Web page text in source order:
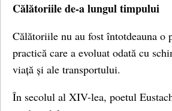
Călătoriile de-a lungul timpului
Călătoriile nu au fost întotdeauna o
practică care a evoluat odată cu
viață și ale transportului.
În secolul al XIV-lea, poetul